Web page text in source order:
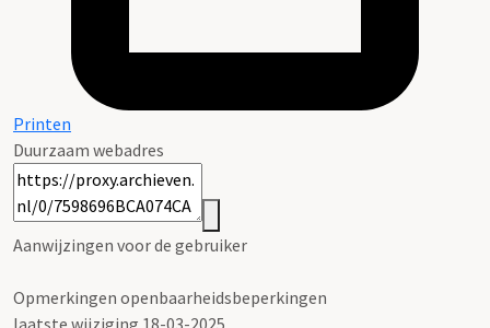
Printen
Duurzaam webadres
Aanwijzingen voor de gebruiker
Opmerkingen openbaarheidsbeperkingen